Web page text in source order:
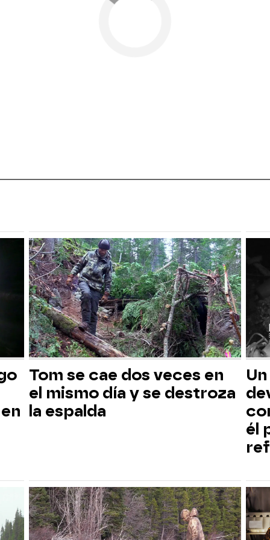
Tom se cae dos veces en
el mismo día y se destroza
la espalda
él